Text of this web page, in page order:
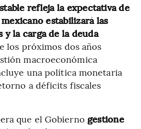
refleja la expectativa de
estabilizará las
y la carga de la deuda
los próximos dos años
macroeconómica
una política monetaria
a déficits fiscales
que el Gobierno gestione